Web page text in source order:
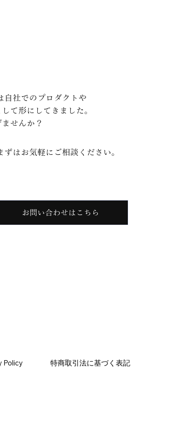
社でのプロダクトや
て形にしてきました。
せんか？
ずはお気軽にご相談ください。
お問い合わせはこちら
Policy 特商取引法に基づく表記